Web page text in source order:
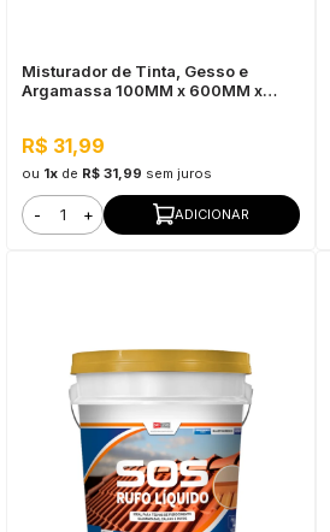
Misturador de Tinta, Gesso e
Argamassa 100MM x 600MM x
R$ 31,99
ou 1x de R$ 31,99 sem juros
- + ADICIONAR